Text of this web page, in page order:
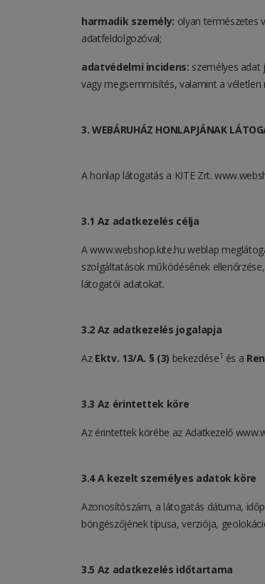
harmadik személy: olyan természetes
adatfeldolgozóval;
adatvédelmi incidens: személyes adat
vagy megsemmisítés, valamint a
3. WEBÁRUHÁZ HONLAPJÁNAK
A honlap látogatás a KITE Zrt.
3.1 Az adatkezelés célja
Awww.webshop.kite.hu weblap
szolgáltatások működésének
látogatói adatokat.
3.2 Az adatkezelés jogalapja
Az Ektv. 13/A. § (3) bekezdése1 és a
3.3 Az érintettek köre
Az érintettek körébe az Adatkezelő
3.4 A kezelt személyes adatok köre
Azonosítószám, a látogatás dátuma,
böngészőjének típusa, verziója,
3.5 Az adatkezelés időtartama